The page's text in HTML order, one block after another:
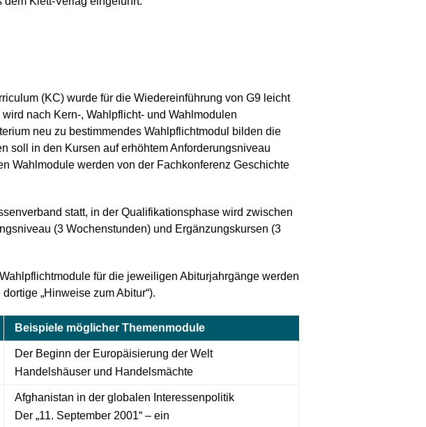
(KC) wurde für die Wiedereinführung von G9 leicht
nach Kern-, Wahlpflicht- und Wahlmodulen
neu zu bestimmendes Wahlpflichtmodul bilden die
soll in den Kursen auf erhöhtem Anforderungsniveau
Wahlmodule werden von der Fachkonferenz Geschichte
statt, in der Qualifikationsphase wird zwischen
(3 Wochenstunden) und Ergänzungskursen (3
für die jeweiligen Abiturjahrgänge werden
„Hinweise zum Abitur“).
Beispiele möglicher Themenmodule
Der Beginn der Europäisierung der Welt
Handelshäuser und Handelsmächte
Afghanistan in der globalen Interessenpolitik
Der „11. September 2001“ – ein